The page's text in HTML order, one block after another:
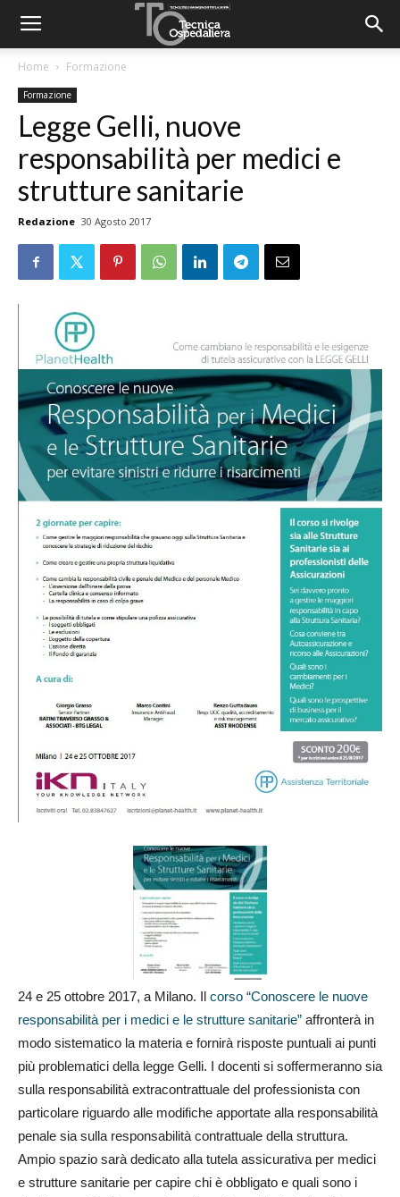
Home Formazione
Formazione
Legge Gelli, nuove
responsabilità per medici e
strutture sanitarie
Redazione 30 Agosto 2017
24 e 25 ottobre 2017, a Milano. Il corso “Conoscere le nuove
responsabilità per i medici e le strutture sanitarie” affronterà in
modo sistematico la materia e fornirà risposte puntuali ai punti
più problematici della legge Gelli. I docenti si soffermeranno sia
sulla responsabilità extracontrattuale del professionista con
particolare riguardo alle modifiche apportate alla responsabilità
penale sia sulla responsabilità contrattuale della struttura.
Ampio spazio sarà dedicato alla tutela assicurativa per medici
e strutture sanitarie per capire chi è obbligato e quali sono i